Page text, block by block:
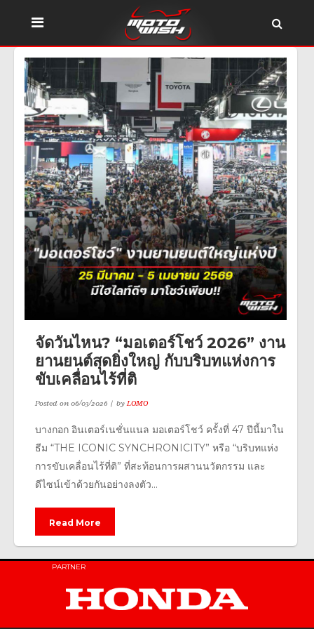
จัดวันไหน? “มอเตอร์โชว์ 2026” งาน
ยานยนต์สุดยิ่งใหญ่ กับบริบทแห่งการ
ขับเคลื่อนไร้ที่ติ
Posted on06/03/2026 byLOMO
บางกอก อินเตอร์เนชั่นแนล มอเตอร์โชว์ ครั้งที่ 47 ปีนี้มาใน
ธีม “THE ICONIC SYNCHRONICITY” หรือ “บริบทแห่ง
การขับเคลื่อนไร้ที่ติ” ที่สะท้อนการผสานนวัตกรรม และ
ดีไซน์เข้าด้วยกันอย่างลงตัว...
Read More
PARTNER